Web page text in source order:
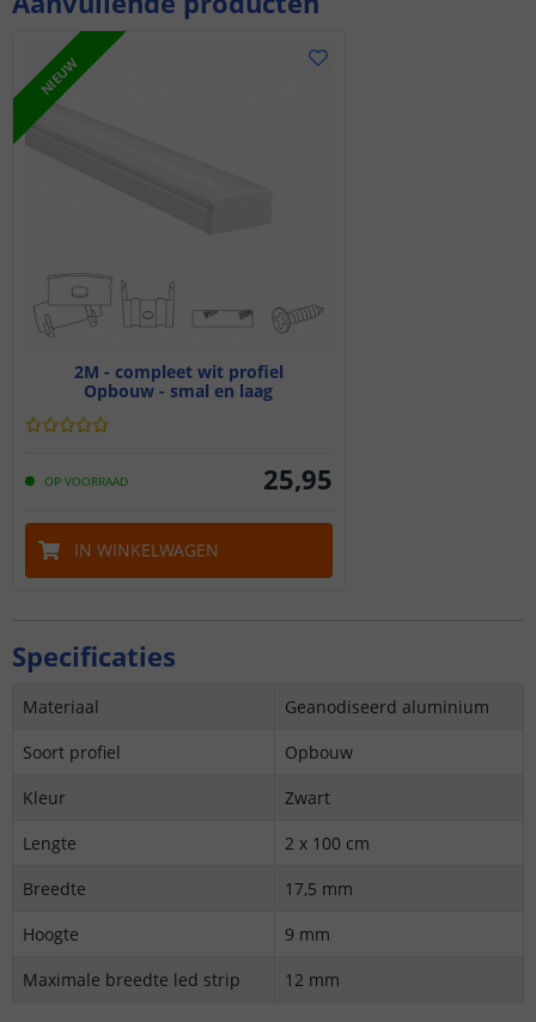
NIEUW
2M - compleet wit profiel
Opbouw - smal en laag
OP VOORRAAD 25,95
IN WINKELWAGEN
Specificaties
Materiaal
Geanodiseerd aluminium
Soort profiel
Opbouw
Kleur
Zwart
Lengte
2 x 100 cm
Breedte
17,5 mm
Hoogte
9 mm
Maximale breedte led strip
12 mm